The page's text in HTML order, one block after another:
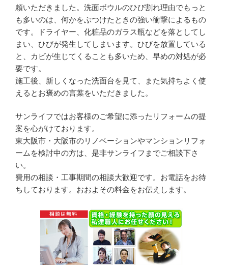
頼いただきました。洗面ボウルのひび割れ理由でもっと
も多いのは、何かをぶつけたときの強い衝撃によるもの
です。ドライヤー、化粧品のガラス瓶などを落としてし
まい、ひびが発生してしまいます。ひびを放置している
と、カビが生じてくることも多いため、早めの対処が必
要です。
施工後、新しくなった洗面台を見て、また気持ちよく使
えるとお褒めの言葉をいただきました。
サンライフではお客様のご希望に添ったリフォームの提
案を心がけております。
東大阪市・大阪市のリノベーションやマンションリフォ
ームを検討中の方は、是非サンライフまでご相談下さ
い。
費用の相談・工事期間の相談大歓迎です。お電話をお待
ちしております。おおよその料金をお伝えします。